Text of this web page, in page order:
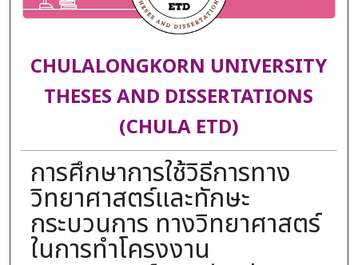
CHULALONGKORN UNIVERSITY
THESES AND DISSERTATIONS
(CHULA ETD)
การศึกษาการใช้วิธีการทาง
วิทยาศาสตร์และทักษะ
กระบวนการ ทางวิทยาศาสตร์
ในการทำโครงงาน